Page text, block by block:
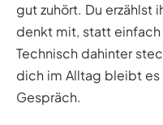
gut zuhört. Du erzählst
denkt mit, statt einfach
Technisch dahinter
dich im Alltag bleibt
Gespräch.